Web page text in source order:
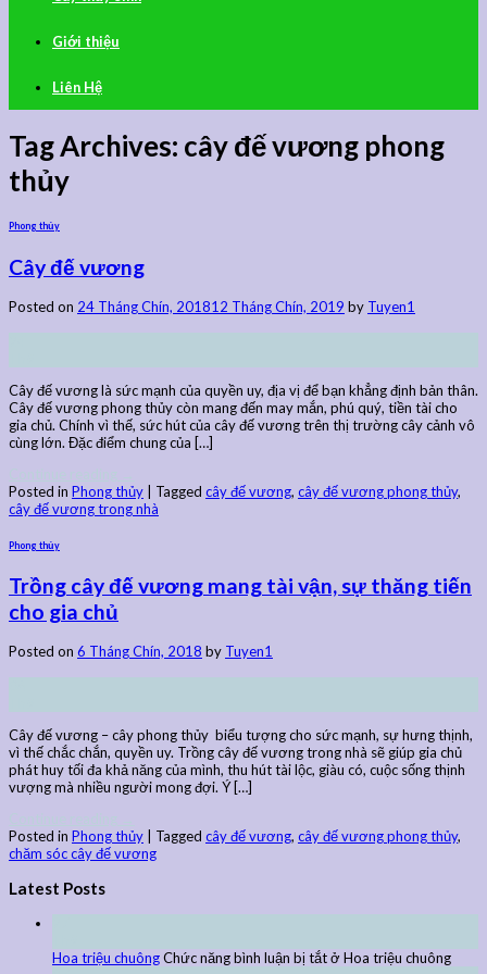
Giới thiệu
Liên Hệ
Tag Archives: cây đế vương phong
thủy
Phong thủy
Cây đế vương
Posted on 24 Tháng Chín, 201812 Tháng Chín, 2019 by Tuyen1
Cây đế vương là sức mạnh của quyền uy, địa vị để bạn khẳng định bản thân.
Cây đế vương phong thủy còn mang đến may mắn, phú quý, tiền tài cho
gia chủ. Chính vì thế, sức hút của cây đế vương trên thị trường cây cảnh vô
cùng lớn. Đặc điểm chung của […]
Posted in Phong thủy | Tagged cây đế vương, cây đế vương phong thủy,
cây đế vương trong nhà
Phong thủy
Trồng cây đế vương mang tài vận, sự thăng tiến
cho gia chủ
Posted on 6 Tháng Chín, 2018 by Tuyen1
Cây đế vương – cây phong thủy biểu tượng cho sức mạnh, sự hưng thịnh,
vì thế chắc chắn, quyền uy. Trồng cây đế vương trong nhà sẽ giúp gia chủ
phát huy tối đa khả năng của mình, thu hút tài lộc, giàu có, cuộc sống thịnh
vượng mà nhiều người mong đợi. Ý […]
Posted in Phong thủy Tagged cây đế vương, cây đế vương phong thủy,
chăm sóc cây đế vương
Latest Posts
Hoa triệu chuôngChức năng bình luận bị tắtở Hoa triệu chuông